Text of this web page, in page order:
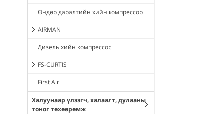
Өндөр даралтийн хийн компрессор
AIRMAN
Дизель хийн компрессор
FS-CURTIS
First Air
Халуунаар үлээгч, халаалт, дулааны
тоног төхөөрөмж